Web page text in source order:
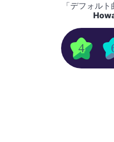
「デフォルト
4